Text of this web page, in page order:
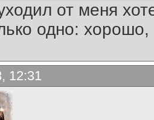
от меня
одно:
12:31